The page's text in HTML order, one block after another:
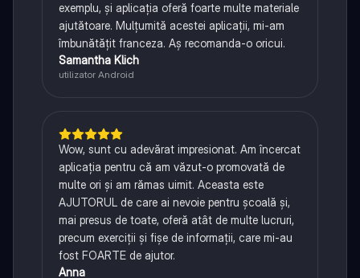
exemplu, și aplicația oferă foarte multe materiale
ajutătoare. Mulțumită acestei aplicații, mi-am
îmbunătățit franceza. Aș recomanda-o oricui.
Samantha Klich
utilizator Android
Wow, sunt cu adevărat impresionat. Am încercat
aplicația pentru că am văzut-o promovată de
multe ori și am rămas uimit. Aceasta este
AJUTORUL de care ai nevoie pentru școală și,
mai presus de toate, oferă atât de multe lucruri,
precum exerciții și fișe de informații, care mi-au
fost FOARTE de ajutor.
Anna